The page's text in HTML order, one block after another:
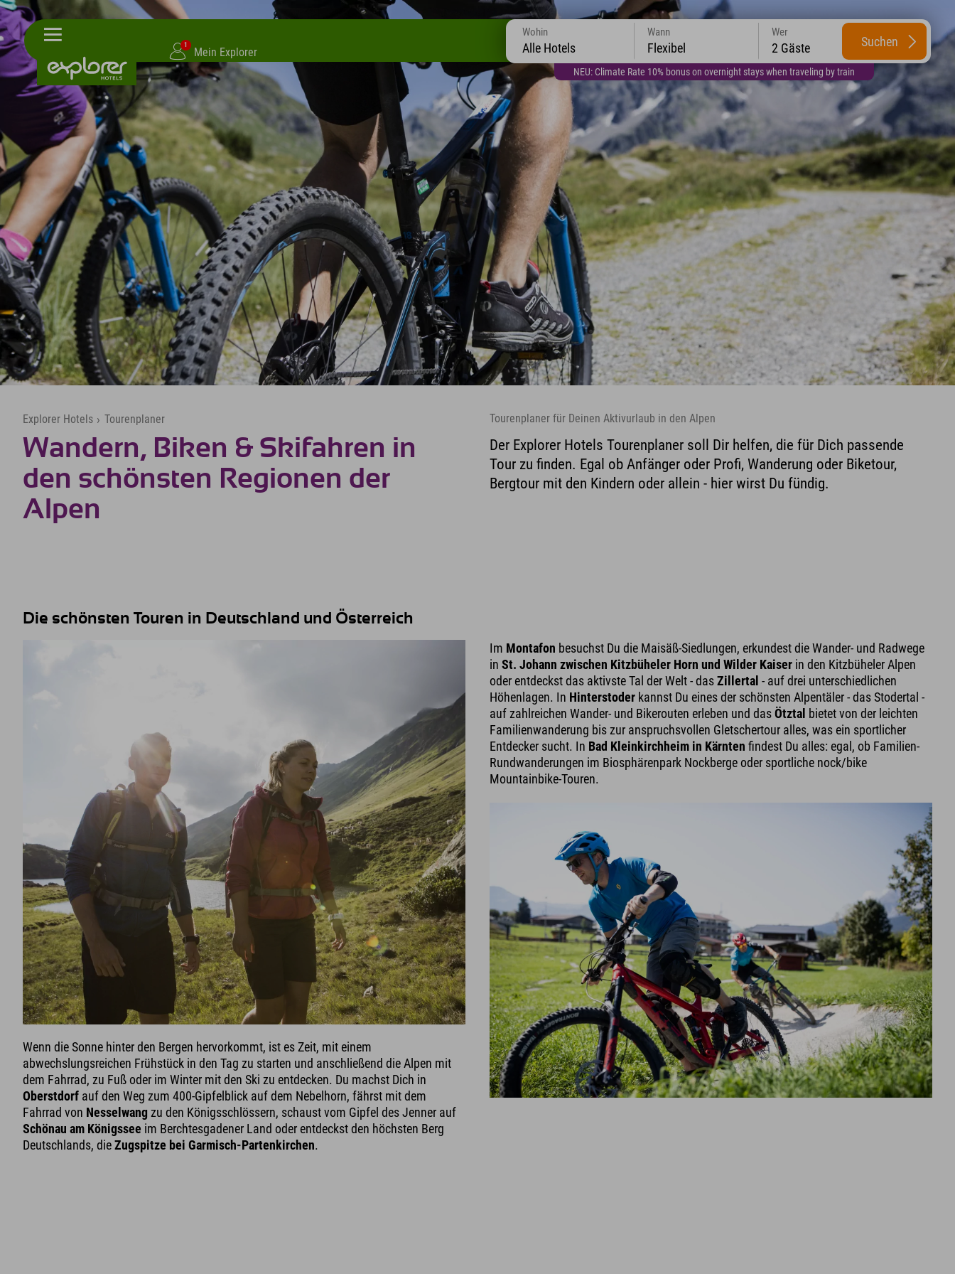
1
Mein Explorer
NEU: Climate Rate 10% bonus on overnight stays when traveling by train
Wohin
Alle Hotels
Wann
Flexibel
Wer
2 Gäste Suchen
Explorer Hotels › Tourenplaner
Wandern, Biken & Skifahren in
den schönsten Regionen der
Alpen
Tourenplaner für Deinen Aktivurlaub in den Alpen
Der Explorer Hotels Tourenplaner soll Dir helfen, die für Dich passende
Tour zu finden. Egal ob Anfänger oder Profi, Wanderung oder Biketour,
Bergtour mit den Kindern oder allein - hier wirst Du fündig.
Die schönsten Touren in Deutschland und Österreich
Wenn die Sonne hinter den Bergen hervorkommt, ist es Zeit, mit einem
abwechslungsreichen Frühstück in den Tag zu starten und anschließend die Alpen mit
dem Fahrrad, zu Fuß oder im Winter mit den Ski zu entdecken. Du machst Dich in
Oberstdorf auf den Weg zum 400-Gipfelblick auf dem Nebelhorn, fährst mit dem
Fahrrad von Nesselwangzu den Königsschlössern, schaust vom Gipfel des Jenner auf
Schönau am Königssee im Berchtesgadener Land oder entdeckst den höchsten Berg
Deutschlands, dieZugspitze bei Garmisch-Partenkirchen.
Im Montafon besuchst Du die Maisäß-Siedlungen, erkundest die Wander- und Radwege
inSt. Johann zwischen Kitzbüheler Horn und Wilder Kaiser in den Kitzbüheler Alpen
oder entdeckst das aktivste Tal der Welt - dasZillertal - auf drei unterschiedlichen
Höhenlagen. In Hinterstoder kannst Du eines der schönsten Alpentäler - das Stodertal -
auf zahlreichen Wander- und Bikerouten erleben und dasÖtztal bietet von der leichten
Familienwanderung bis zur anspruchsvollen Gletschertour alles, was ein sportlicher
Entdecker sucht. In Bad Kleinkirchheim in Kärnten findest Du alles: egal, ob Familien-
Rundwanderungen im Biosphärenpark Nockberge oder sportliche nock/bike
Mountainbike-Touren.